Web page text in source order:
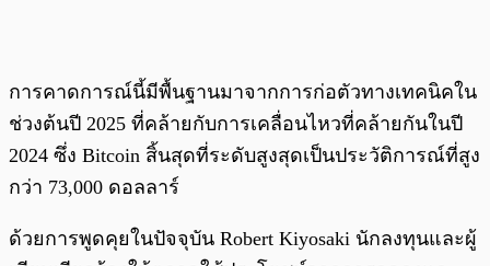
การคาดการณ์นี้มีพื้นฐานมาจากการก่อตัวทางเทคนิคใน
ช่วงต้นปี 2025 ที่คล้ายกับการเคลื่อนไหวที่คล้ายกันในปี
2024 ซึ่ง Bitcoin สิ้นสุดที่ระดับสูงสุดเป็นประวัติการณ์ที่สูง
กว่า 73,000 ดอลลาร์
ด้วยการพูดคุยในปัจจุบัน Robert Kiyosaki นักลงทุนและผู้